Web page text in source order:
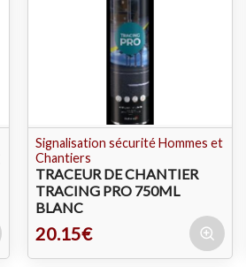
Signalisation sécurité Hommes et
Chantiers
TRACEUR DE CHANTIER
TRACING PRO 750ML
BLANC
20.15€